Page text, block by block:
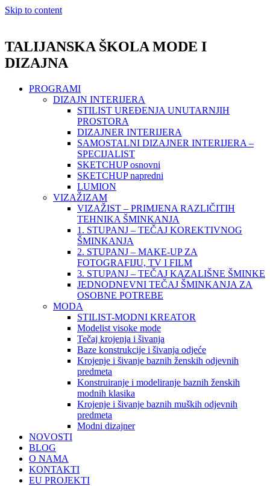
Skip to content
TALIJANSKA ŠKOLA MODE I
DIZAJNA
PROGRAMI
DIZAJN INTERIJERA
STILIST UREĐENJA UNUTARNJIH
PROSTORA
DIZAJNER INTERIJERA
SAMOSTALNI DIZAJNER INTERIJERA –
SPECIJALIST
SKETCHUP osnovni
SKETCHUP napredni
LUMION
VIZAŽIZAM
VIZAŽIST – PRIMJENA RAZLIČITIH
TEHNIKA ŠMINKANJA
1. STUPANJ – TEČAJ KOREKTIVNOG
ŠMINKANJA
2. STUPANJ – MAKE-UP ZA
FOTOGRAFIJU, TV I FILM
3. STUPANJ – TEČAJ KAZALIŠNE ŠMINKE
JEDNODNEVNI TEČAJ ŠMINKANJA ZA
OSOBNE POTREBE
MODA
STILIST-MODNI KREATOR
Modelist visoke mode
Tečaj krojenja i šivanja
Baze konstrukcije i šivanja odjeće
Krojenje i šivanje baznih ženskih odjevnih
predmeta
Konstruiranje i modeliranje baznih ženskih
modnih klasika
Krojenje i šivanje baznih muških odjevnih
predmeta
Modni dizajner
NOVOSTI
BLOG
O NAMA
KONTAKTI
EU PROJEKTI